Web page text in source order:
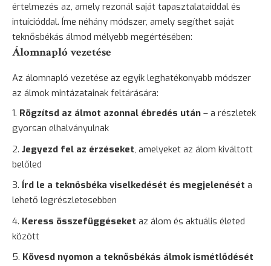
értelmezés az, amely rezonál saját tapasztalataiddal és
intuícióddal. Íme néhány módszer, amely segíthet saját
teknősbékás álmod mélyebb megértésében:
Álomnapló vezetése
Az álomnapló vezetése az egyik leghatékonyabb módszer
az álmok mintázatainak feltárására:
Rögzítsd az álmot azonnal ébredés után – a részletek
gyorsan elhalványulnak
Jegyezd fel az érzéseket, amelyeket az álom kiváltott
belőled
Írd le a teknősbéka viselkedését és megjelenését a
lehető legrészletesebben
Keress összefüggéseket az álom és aktuális életed
között
Kövesd nyomon a teknősbékás álmok ismétlődését